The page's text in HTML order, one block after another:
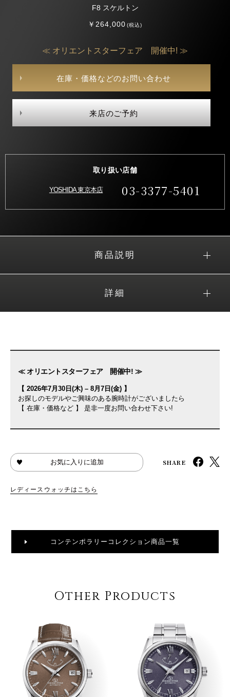
F8 スケルトン
￥264,000(税込)
≪ オリエントスターフェア 開催中! ≫
在庫・価格などのお問い合わせ
来店のご予約
取り扱い店舗
YOSHIDA 東京本店 03-3377-5401
商品説明
詳細
≪ オリエントスターフェア 開催中! ≫
【 2026年7月30日(木) – 8月7日(金) 】
お探しのモデルやご興味のある腕時計がございましたら
【 在庫・価格など 】 是非一度お問い合わせ下さい!
お気に入りに追加 SHARE
レディースウォッチはこちら
コンテンポラリーコレクション商品一覧
Other Products